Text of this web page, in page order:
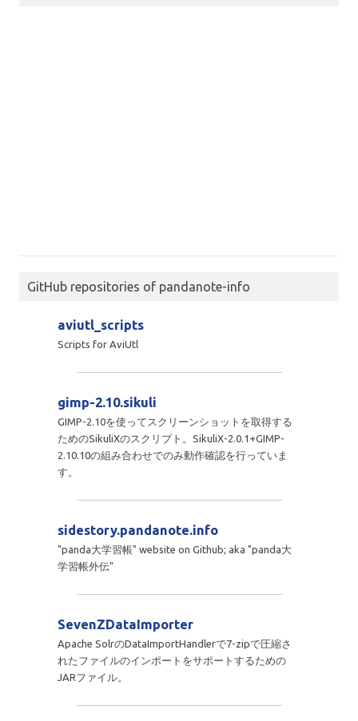
GitHub repositories of pandanote-info
aviutl_scripts
Scripts for AviUtl
gimp-2.10.sikuli
GIMP-2.10を使ってスクリーンショットを取得する
ためのSikuliXのスクリプト。SikuliX-2.0.1+GIMP-
2.10.10の組み合わせでのみ動作確認を行っていま
す。
sidestory.pandanote.info
"panda大学習帳" website on Github; aka "panda大
学習帳外伝"
SevenZDataImporter
Apache SolrのDataImportHandlerで7-zipで圧縮さ
れたファイルのインポートをサポートするための
JARファイル。